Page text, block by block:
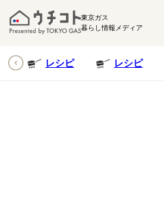
東京ガス
暮らし情報メディア
レシピ レシピ